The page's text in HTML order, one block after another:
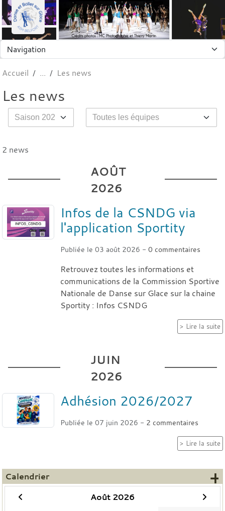
Accueil Les news
Les news
2 news
AOÛT
2026
Infos de la CSNDG via
l'application Sportity
Publiée le 03 août 2026 - 0 commentaires
Retrouvez toutes les informations et
communications de la Commission Sportive
Nationale de Danse sur Glace sur la chaine
Sportity : Infos CSNDG
Lire la suite
JUIN
2026
Adhésion 2026/2027
Publiée le 07 juin 2026 - 2 commentaires
Lire la suite
Calendrier
Août 2026
Panneau de gestion des cookies